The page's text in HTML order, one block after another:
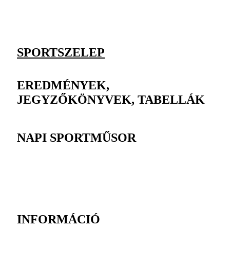
SPORTSZELEP
EREDMÉNYEK,
JEGYZŐKÖNYVEK, TABELLÁK
NAPI SPORTMŰSOR
INFORMÁCIÓ